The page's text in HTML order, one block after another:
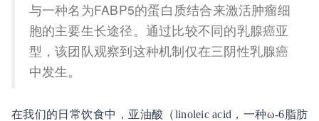
与一种名为FABP5的蛋白质结合来激活肿瘤细
胞的主要生长途径。通过比较不同的乳腺癌亚
型，该团队观察到这种机制仅在三阴性乳腺癌
中发生。
在我们的日常饮食中，亚油酸（linoleic acid，一种ω-6脂肪